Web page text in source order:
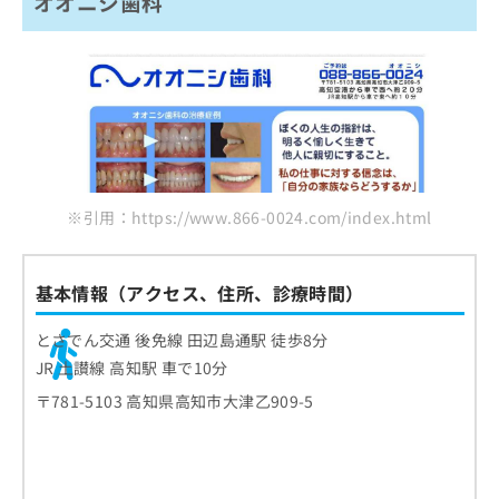
※引用：https://www.866-0024.com/index.html
基本情報（アクセス、住所、診療時間）
とさでん交通 後免線 田辺島通駅 徒歩8分
JR 土讃線 高知駅 車で10分
〒781-5103 高知県高知市大津乙909-5